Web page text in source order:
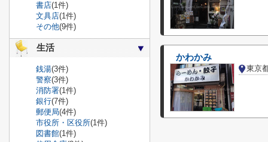
かわかみ
東京
書店(1件)
文具店(1件)
その他(9件)
生活
銭湯(3件)
警察(3件)
消防署(1件)
銀行(7件)
郵便局(4件)
市役所・区役所(1件)
図書館(1件)